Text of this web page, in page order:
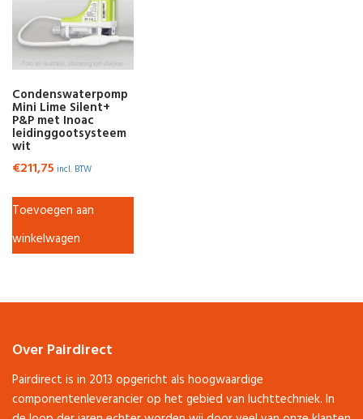
Condenswaterpomp
Mini Lime Silent+
P&P met Inoac
leidinggootsysteem
wit
€211,75 incl. BTW
Toevoegen aan
winkelwagen
Over Pairdirect
Pairdirect is in 2013 opgericht als hoogwaardige
componentenleverancier op het gebied van luchttechniek. In